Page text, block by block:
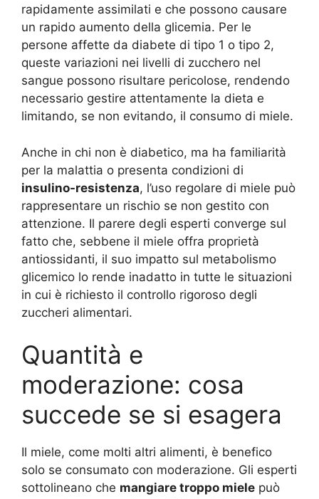
rapidamente assimilati e che possono causare
un rapido aumento della glicemia. Per le
persone affette da diabete di tipo 1 o tipo 2,
queste variazioni nei livelli di zucchero nel
sangue possono risultare pericolose, rendendo
necessario gestire attentamente la dieta e
limitando, se non evitando, il consumo di miele.
Anche in chi non è diabetico, ma ha familiarità
per la malattia o presenta condizioni di
insulino-resistenza, l’uso regolare di miele può
rappresentare un rischio se non gestito con
attenzione. Il parere degli esperti converge sul
fatto che, sebbene il miele offra proprietà
antiossidanti, il suo impatto sul metabolismo
glicemico lo rende inadatto in tutte le situazioni
in cui è richiesto il controllo rigoroso degli
zuccheri alimentari.
Quantità e
moderazione: cosa
succede se si esagera
Il miele, come molti altri alimenti, è benefico
solo se consumato con moderazione. Gli esperti
sottolineano che mangiare troppo miele può